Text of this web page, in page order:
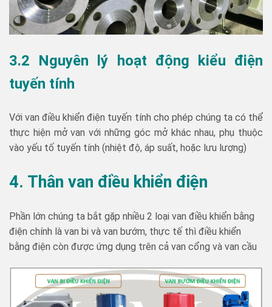
3.2 Nguyên lý hoạt động kiểu điện
tuyến tính
Với van điều khiển điện tuyến tính cho phép chúng ta có thể
thực hiện mở van với những góc mở khác nhau, phụ thuộc
vào yếu tố tuyến tính (nhiệt độ, áp suất, hoặc lưu lượng)
4. Thân van điều khiển điện
Phần lớn chúng ta bắt gặp nhiều 2 loại van điều khiển bằng
điện chính là van bi và van bướm, thực tế thì điều khiển
bằng điện còn được ứng dụng trên cả van cổng và van cầu